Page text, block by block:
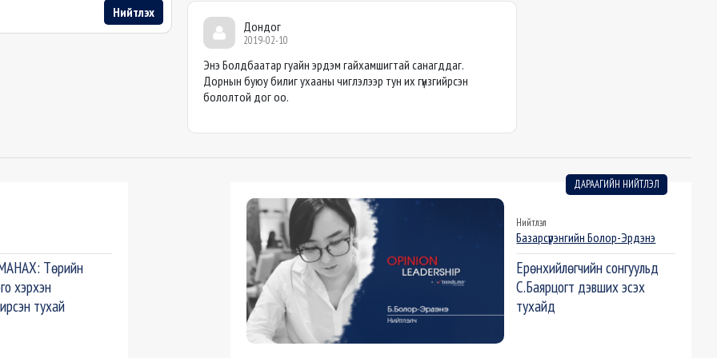
Нийтлэх
Дондог
2019-02-10
Энэ Болдбаатар гуайн эрдэм гайхамшигтай санагддаг.
Дорнын буюу билиг ухааны чиглэлээр тун их гүнзгийрсэн
бололтой дог оо.
Төрийн
хэрхэн
тухай
ДАРААГИЙН НИЙТЛЭЛ
Нийтлэл
Базарсүрэнгийн Болор-Эрдэнэ
Ерөнхийлөгчийн сонгуульд
С.Баярцогт дэвших эсэх
тухайд